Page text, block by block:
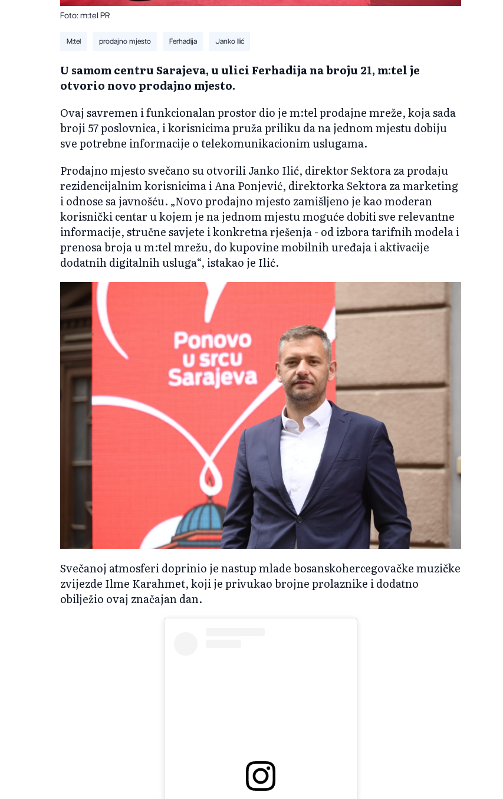
Foto: m:tel PR
M:tel prodajno mjesto Ferhadija Janko Ilić
U samom centru Sarajeva, u ulici Ferhadija na broju 21, m:tel je
otvorio novo prodajno mjesto.
Ovaj savremen i funkcionalan prostor dio je m:tel prodajne mreže, koja sada
broji 57 poslovnica, i korisnicima pruža priliku da na jednom mjestu dobiju
sve potrebne informacije o telekomunikacionim uslugama.
Prodajno mjesto svečano su otvorili Janko Ilić, direktor Sektora za prodaju
rezidencijalnim korisnicima i Ana Ponjević, direktorka Sektora za marketing
i odnose sa javnošću. „Novo prodajno mjesto zamišljeno je kao moderan
korisnički centar u kojem je na jednom mjestu moguće dobiti sve relevantne
informacije, stručne savjete i konkretna rješenja - od izbora tarifnih modela i
prenosa broja u m:tel mrežu, do kupovine mobilnih uređaja i aktivacije
dodatnih digitalnih usluga“, istakao je Ilić.
Svečanoj atmosferi doprinio je nastup mlade bosanskohercegovačke muzičke
zvijezde Ilme Karahmet, koji je privukao brojne prolaznike i dodatno
obilježio ovaj značajan dan.